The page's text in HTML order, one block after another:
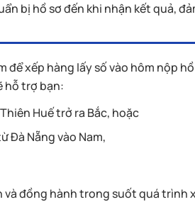
bị hồ sơ đến khi nhận kết quả,
để xếp hàng lấy số vào hôm nộp
hỗ trợ bạn:
Huế trở ra Bắc, hoặc
Đà Nẵng vào Nam,
và đồng hành trong suốt quá trình